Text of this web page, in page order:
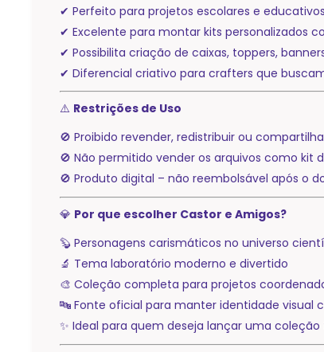
✔ Perfeito para projetos escolares e educativos
✔ Excelente para montar kits personalizados
✔ Possibilita criação de caixas, toppers,
✔ Diferencial criativo para crafters que
⚠️ Restrições de Uso
🚫 Proibido revender, redistribuir ou
🚫 Não permitido vender os arquivos como kit
🚫 Produto digital – não reembolsável após o
💎 Por que escolher Castor e Amigos?
🦫 Personagens carismáticos no universo
🔬 Tema laboratório moderno e divertido
🎨 Coleção completa para projetos
🔤 Fonte oficial para manter identidade visual
✨ Ideal para quem deseja lançar uma